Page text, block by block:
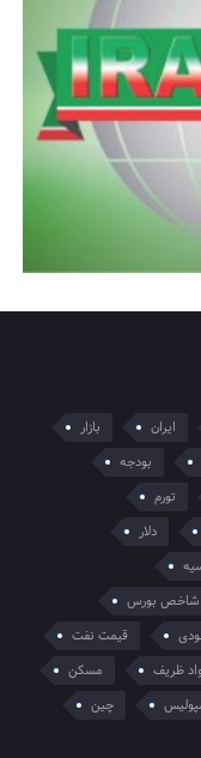
ایران
بازار
بودجه
تورم
دلار
شاخص بورس
قیمت نفت
ظریف
مسکن
چین